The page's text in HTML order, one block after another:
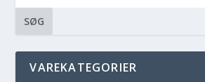
SØG
VAREKATEGORIER